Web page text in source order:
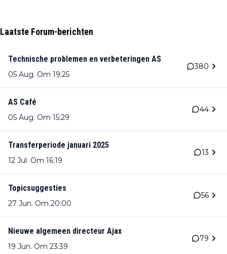
Laatste Forum-berichten
Technische problemen en verbeteringen AS
05 Aug. Om 19:25
380
AS Café
05 Aug. Om 15:29
44
Transferperiode januari 2025
12 Jul. Om 16:19
13
Topicsuggesties
27 Jun. Om 20:00
56
Nieuwe algemeen directeur Ajax
19 Jun. Om 23:39
79